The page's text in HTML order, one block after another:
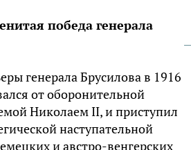
победа генерала
генерала Брусилова в 1916
от оборонительной
Николаем II, и приступил
наступательной
и австро-венгерских